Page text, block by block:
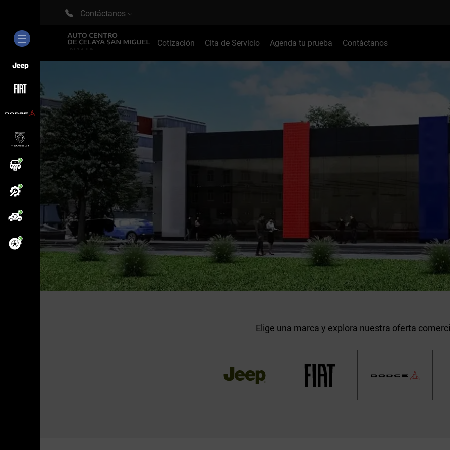
Contáctanos
Cotización Cita de Servicio Agenda tu prueba Contáctanos
Elige una marca y explora nuestra oferta